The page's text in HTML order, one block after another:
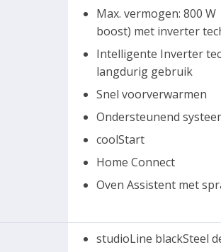
Max. vermogen: 800
boost) met inverter
Intelligente Inverter
langdurig gebruik
Snel voorverwarmen
Ondersteunend
coolStart
Home Connect
Oven Assistent met
studioLine blackSteel